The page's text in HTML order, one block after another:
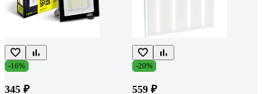
-16%
345 ₽
-20%
559 ₽